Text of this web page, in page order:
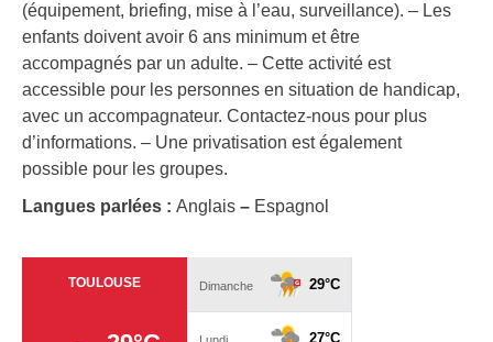
(équipement, briefing, mise à l’eau, surveillance). – Les
enfants doivent avoir 6 ans minimum et être
accompagnés par un adulte. – Cette activité est
accessible pour les personnes en situation de handicap,
avec un accompagnateur. Contactez-nous pour plus
d’informations. – Une privatisation est également
possible pour les groupes.
Langues parlées : Anglais – Espagnol